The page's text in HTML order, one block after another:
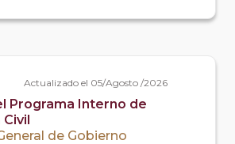
Actualizado el 05/Agosto /2026
Programa Interno de
de Gobierno